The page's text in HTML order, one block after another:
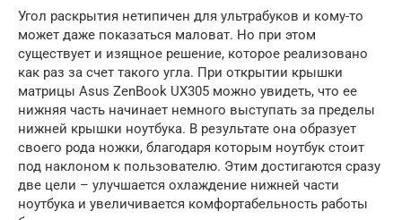
Угол раскрытия нетипичен для ультрабуков и кому-то
может даже показаться маловат. Но при этом
существует и изящное решение, которое реализовано
как раз за счет такого угла. При открытии крышки
матрицы Asus ZenBook UX305 можно увидеть, что ее
нижняя часть начинает немного выступать за пределы
нижней крышки ноутбука. В результате она образует
своего рода ножки, благодаря которым ноутбук стоит
под наклоном к пользователю. Этим достигаются сразу
две цели – улучшается охлаждение нижней части
ноутбука и увеличивается комфортабельность работы